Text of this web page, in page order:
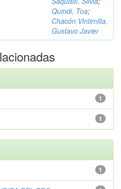
Quindi, Toa;
Chacón Vintimilla,
Gustavo Javier
1
1
1